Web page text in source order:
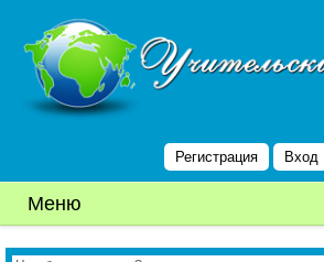
Регистрация Вход
Меню